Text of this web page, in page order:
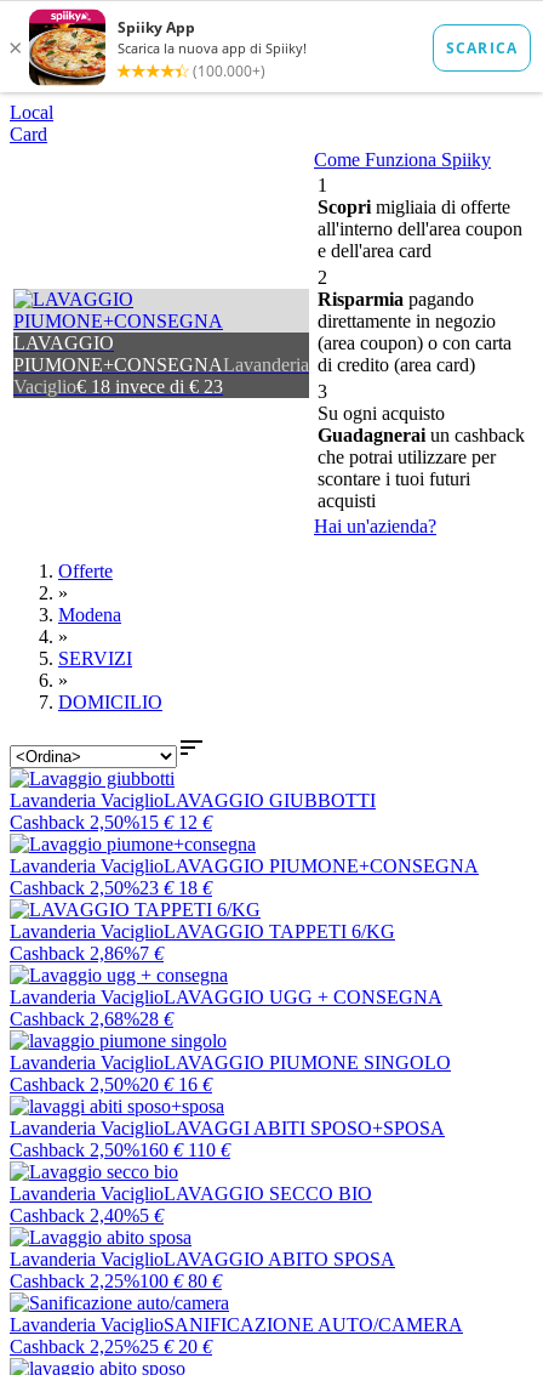
Local
Card
LAVAGGIO
PIUMONE+CONSEGNALavanderia
Vaciglio€ 18 invece di € 23
Come Funziona Spiiky
1
Scopri migliaia di offerte
all'interno dell'area coupon
e dell'area card
2
Risparmia pagando
direttamente in negozio
(area coupon) o con carta
di credito (area card)
3
Su ogni acquisto
Guadagnerai un cashback
che potrai utilizzare per
scontare i tuoi futuri
acquisti
Hai un'azienda?
Offerte
»
Modena
»
SERVIZI
»
DOMICILIO

Lavanderia VaciglioLAVAGGIO GIUBBOTTI
Cashback 2,50%15 € 12 €
Lavanderia VaciglioLAVAGGIO PIUMONE+CONSEGNA
Cashback 2,50%23 € 18 €
Lavanderia VaciglioLAVAGGIO TAPPETI 6/KG
Cashback 2,86%7 €
Lavanderia VaciglioLAVAGGIO UGG + CONSEGNA
Cashback 2,68%28 €
Lavanderia VaciglioLAVAGGIO PIUMONE SINGOLO
Cashback 2,50%20 € 16 €
Lavanderia VaciglioLAVAGGI ABITI SPOSO+SPOSA
Cashback 2,50%160 € 110 €
Lavanderia VaciglioLAVAGGIO SECCO BIO
Cashback 2,40%5 €
Lavanderia VaciglioLAVAGGIO ABITO SPOSA
Cashback 2,25%100 € 80 €
Lavanderia VaciglioSANIFICAZIONE AUTO/CAMERA
Cashback 2,25%25 € 20 €